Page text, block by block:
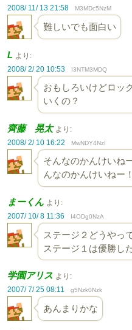
2008/ 11/ 13 21:58
M3MDc5NzM
難しいでも面白い
L より:
2008/ 2/ 20 10:53
I3NTM3MDQ
おもしろいけどロッ
いくの？
齊藤 晃太 より:
2008/ 2/ 10 16:22
MwNDY4NzI
そんなのかんけいね
んなのかんけいねー
まーくん より:
2007/ 10/ 8 11:36
I4ODg0NzA
ステージ２どうやっ
ステージ１は優勝し
学園アリス より:
2007/ 7/ 25 08:11
g5Nzk0Nzk
あんまりかな